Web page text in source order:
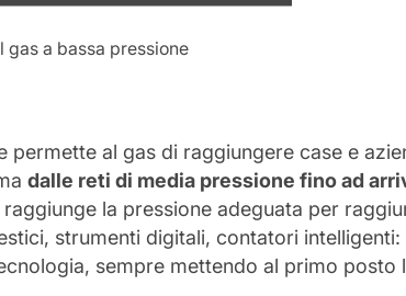
gas a bassa pressione
permette al gas di raggiungere case e
dalle reti di media pressione fino ad
la pressione adeguata per
strumenti digitali, contatori
sempre mettendo al primo